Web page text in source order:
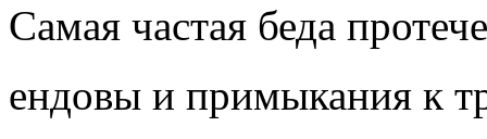
Самая частая беда
ендовы и примыкания к